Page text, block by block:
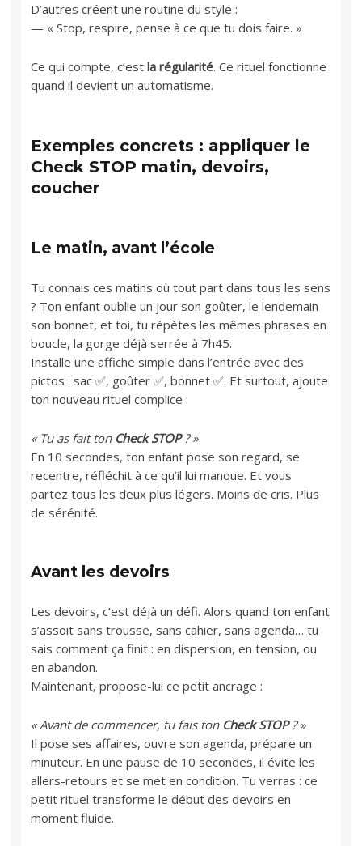
D’autres créent une routine du style :
— « Stop, respire, pense à ce que tu dois faire. »
Ce qui compte, c’estla régularité. Ce rituel fonctionne
quand il devient un automatisme.
Exemples concrets : appliquer le
Check STOP matin, devoirs,
coucher
Le matin, avant l’école
Tu connais ces matins où tout part dans tous les sens
? Ton enfant oublie un jour son goûter, le lendemain
son bonnet, et toi, tu répètes les mêmes phrases en
boucle, la gorge déjà serrée à 7h45.
Installe une affiche simple dans l’entrée avec des
pictos : sac ✅, goûter ✅, bonnet ✅. Et surtout, ajoute
ton nouveau rituel complice :
« Tu as fait ton Check STOP? »
En 10 secondes, ton enfant pose son regard, se
recentre, réfléchit à ce qu’il lui manque. Et vous
partez tous les deux plus légers. Moins de cris. Plus
de sérénité.
Avant les devoirs
Les devoirs, c’est déjà un défi. Alors quand ton enfant
s’assoit sans trousse, sans cahier, sans agenda… tu
sais comment ça finit : en dispersion, en tension, ou
en abandon.
Maintenant, propose-lui ce petit ancrage :
« Avant de commencer, tu fais ton Check STOP? »
Il pose ses affaires, ouvre son agenda, prépare un
minuteur. En une pause de 10 secondes, il évite les
allers-retours et se met en condition. Tu verras : ce
petit rituel transforme le début des devoirs en
moment fluide.